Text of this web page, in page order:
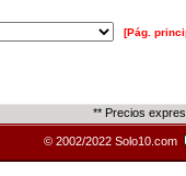
[Pág.
** Precios
© 2002/2022 Solo10.com